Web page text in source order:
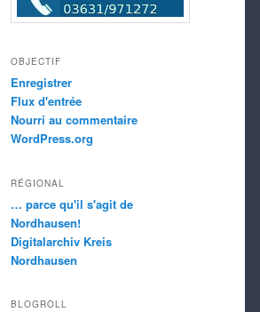
OBJECTIF
Enregistrer
Flux d'entrée
Nourri au commentaire
WordPress.org
RÉGIONAL
… parce qu'il s'agit de
Nordhausen!
Digitalarchiv Kreis
Nordhausen
BLOGROLL